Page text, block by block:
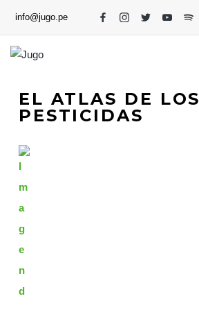
info@jugo.pe
EL ATLAS DE LOS
PESTICIDAS